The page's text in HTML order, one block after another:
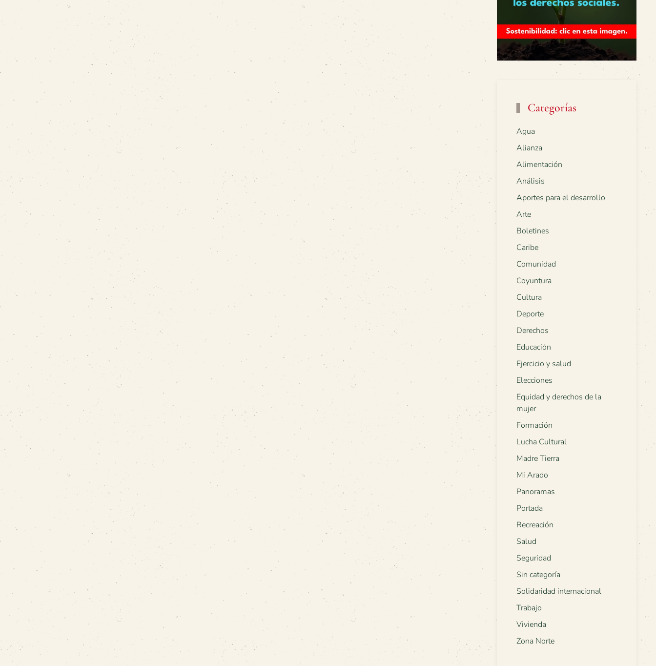
Categorías
Agua
Alianza
Alimentación
Análisis
Aportes para el desarrollo
Arte
Boletines
Caribe
Comunidad
Coyuntura
Cultura
Deporte
Derechos
Educación
Ejercicio y salud
Elecciones
Equidad y derechos de la
mujer
Formación
Lucha Cultural
Madre Tierra
Mi Arado
Panoramas
Portada
Recreación
Salud
Seguridad
Sin categoría
Solidaridad internacional
Trabajo
Vivienda
Zona Norte